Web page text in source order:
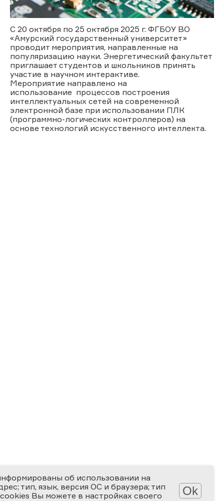
С 20 октября по 25 октября 2025 г. ФГБОУ ВО
«Амурский государственный университет»
проводит мероприятия, направленные на
популяризацию науки. Энергетический факультет
приглашает студентов и школьников принять
участие в научном интерактиве.
Мероприятие направлено на
использование процессов построения
интеллектуальных сетей на современной
электронной базе при использовании ПЛК
(программно-логических контроллеров) на
основе технологий искусственного интеллекта.
об использовании на
тип, язык, версия ОС и браузера; тип
Вы можете в настройках своего
Ok